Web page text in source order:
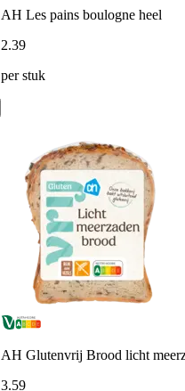
AH Les pains boulogne heel
2.39
per stuk
AH Glutenvrij Brood licht
3.59